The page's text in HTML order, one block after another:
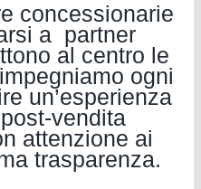
concessionarie
a partner
al centro le
ogni
un’esperienza
vendita
attenzione ai
trasparenza.